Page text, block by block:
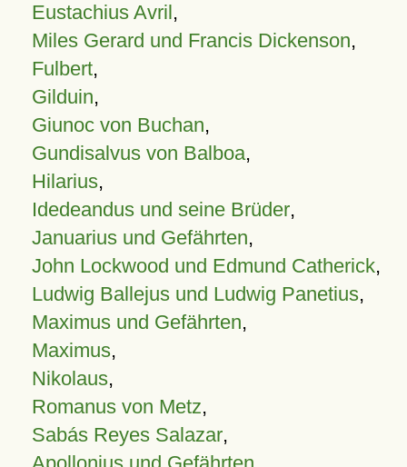
Eustachius Avril,
Miles Gerard und Francis Dickenson,
Fulbert,
Gilduin,
Giunoc von Buchan,
Gundisalvus von Balboa,
Hilarius,
Idedeandus und seine Brüder,
Januarius und Gefährten,
John Lockwood und Edmund Catherick,
Ludwig Ballejus und Ludwig Panetius,
Maximus und Gefährten,
Maximus,
Nikolaus,
Romanus von Metz,
Sabás Reyes Salazar,